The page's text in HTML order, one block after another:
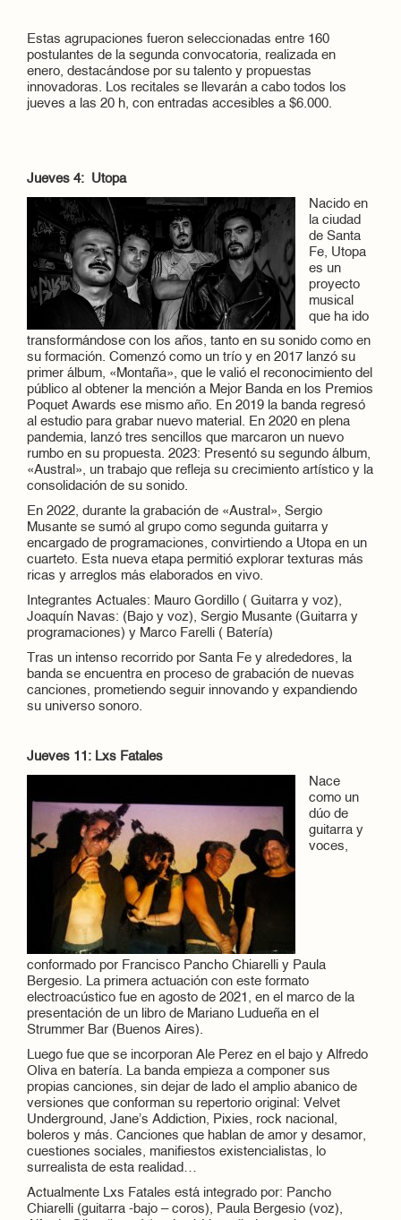
Estas agrupaciones fueron seleccionadas entre 160
postulantes de la segunda convocatoria, realizada en
enero, destacándose por su talento y propuestas
innovadoras. Los recitales se llevarán a cabo todos los
jueves a las 20 h, con entradas accesibles a $6.000.
Jueves 4: Utopa
Nacido en
la ciudad
de Santa
Fe, Utopa
es un
proyecto
musical
que ha ido
transformándose con los años, tanto en su sonido como en
su formación. Comenzó como un trío y en 2017 lanzó su
primer álbum, «Montaña», que le valió el reconocimiento del
público al obtener la mención a Mejor Banda en los Premios
Poquet Awards ese mismo año. En 2019 la banda regresó
al estudio para grabar nuevo material. En 2020 en plena
pandemia, lanzó tres sencillos que marcaron un nuevo
rumbo en su propuesta. 2023: Presentó su segundo álbum,
«Austral», un trabajo que refleja su crecimiento artístico y la
consolidación de su sonido.
En 2022, durante la grabación de «Austral», Sergio
Musante se sumó al grupo como segunda guitarra y
encargado de programaciones, convirtiendo a Utopa en un
cuarteto. Esta nueva etapa permitió explorar texturas más
ricas y arreglos más elaborados en vivo.
Integrantes Actuales: Mauro Gordillo ( Guitarra y voz),
Joaquín Navas: (Bajo y voz), Sergio Musante (Guitarra y
programaciones) y Marco Farelli ( Batería)
Tras un intenso recorrido por Santa Fe y alrededores, la
banda se encuentra en proceso de grabación de nuevas
canciones, prometiendo seguir innovando y expandiendo
su universo sonoro.
Jueves 11: Lxs Fatales
Nace
como un
dúo de
guitarra y
voces,
conformado por Francisco Pancho Chiarelli y Paula
Bergesio. La primera actuación con este formato
electroacústico fue en agosto de 2021, en el marco de la
presentación de un libro de Mariano Ludueña en el
Strummer Bar (Buenos Aires).
Luego fue que se incorporan Ale Perez en el bajo y Alfredo
Oliva en batería. La banda empieza a componer sus
propias canciones, sin dejar de lado el amplio abanico de
versiones que conforman su repertorio original: Velvet
Underground, Jane’s Addiction, Pixies, rock nacional,
boleros y más. Canciones que hablan de amor y desamor,
cuestiones sociales, manifiestos existencialistas, lo
surrealista de esta realidad…
Actualmente Lxs Fatales está integrado por: Pancho
Chiarelli (guitarra -bajo – coros), Paula Bergesio (voz),